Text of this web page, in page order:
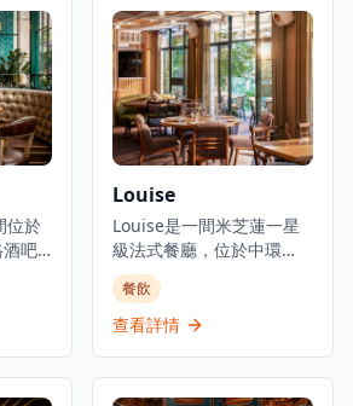
式
單
括
煎
牛
、燒
會
客
體
配佳餚的會席料理，同時
提供廚師發辦壽司料理及
各式地道和食選擇。餐廳
專注於無菜單料理及會席
晚餐體驗，體現日本飲食
文化中「時令食材」的精
神。季節性輪換的無菜單
帶領食客展開多道菜式的
美食之旅。餐廳位於H
Queen's，提供精緻用餐
體驗，採預約制服務。
位於
吧
地
西
廳
模
Louise
Louise是一間米芝蓮一星
級法式餐廳，位於中環
PMQ（前已婚警察宿舍）
的兩層歷史建築內，是香
港的創意中心。這是JIA
Royer（前亞洲50最佳餐廳
餐飲
查看詳情